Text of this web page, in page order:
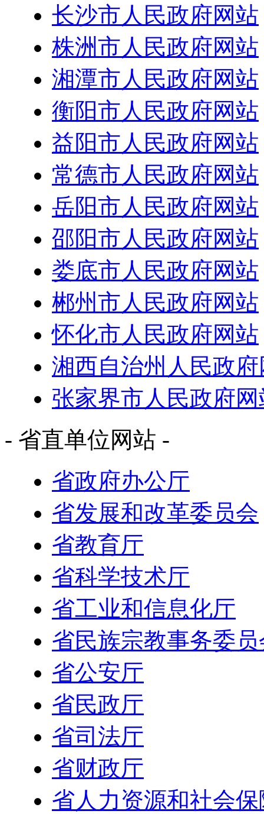
长沙市人民政府网站
株洲市人民政府网站
湘潭市人民政府网站
衡阳市人民政府网站
益阳市人民政府网站
常德市人民政府网站
岳阳市人民政府网站
邵阳市人民政府网站
娄底市人民政府网站
郴州市人民政府网站
怀化市人民政府网站
湘西自治州人民政
张家界市人民政府网
- 省直单位网站 -
省政府办公厅
省发展和改革委员会
省教育厅
省科学技术厅
省工业和信息化厅
省民族宗教事务委员
省公安厅
省民政厅
省司法厅
省财政厅
省人力资源和社会